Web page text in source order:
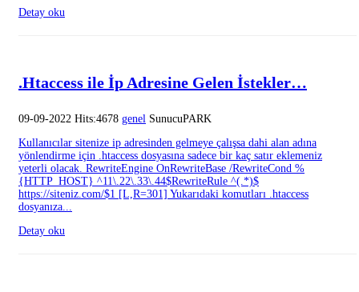
Detay oku
.Htaccess ile İp Adresine Gelen İstekler…
09-09-2022 Hits:4678 genel SunucuPARK
Kullanıcılar sitenize ip adresinden gelmeye çalışsa dahi alan adına
yönlendirme için .htaccess dosyasına sadece bir kaç satır eklemeniz
yeterli olacak. RewriteEngine OnRewriteBase /RewriteCond %
{HTTP_HOST} ^11\.22\.33\.44$RewriteRule ^(.*)$
https://siteniz.com/$1 [L,R=301] Yukarıdaki komutları .htaccess
dosyanıza...
Detay oku